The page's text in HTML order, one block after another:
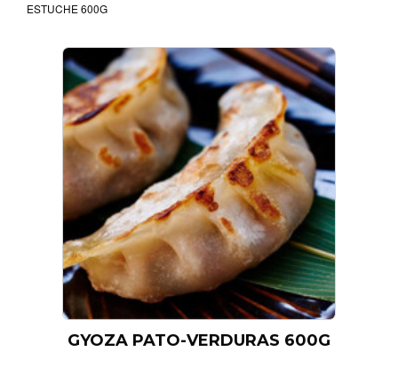
ESTUCHE 600G
GYOZA PATO-VERDURAS 600G